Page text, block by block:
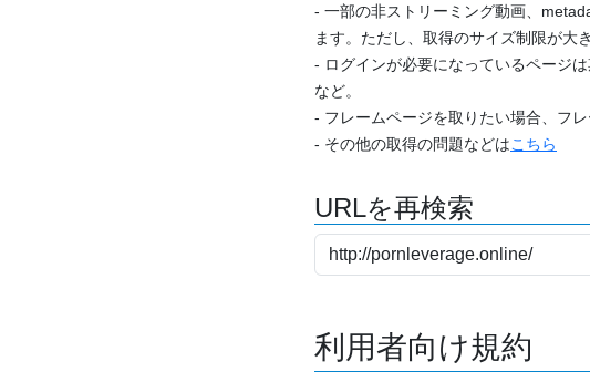
- 一部の非ストリーミング動画、
ます。ただし、取得のサイズ制限が大
- ログインが必要になっているページ
など。
- フレームページを取りたい場合、フ
- その他の取得の問題などはこちら
URLを再検索
利用者向け規約